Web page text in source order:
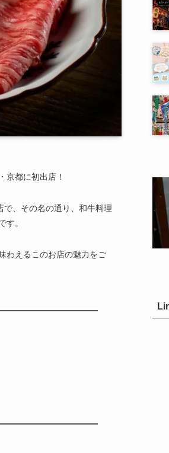
京都に初出店！
で、その名の通り、和牛料理
す。
わえるこのお店の魅力をご